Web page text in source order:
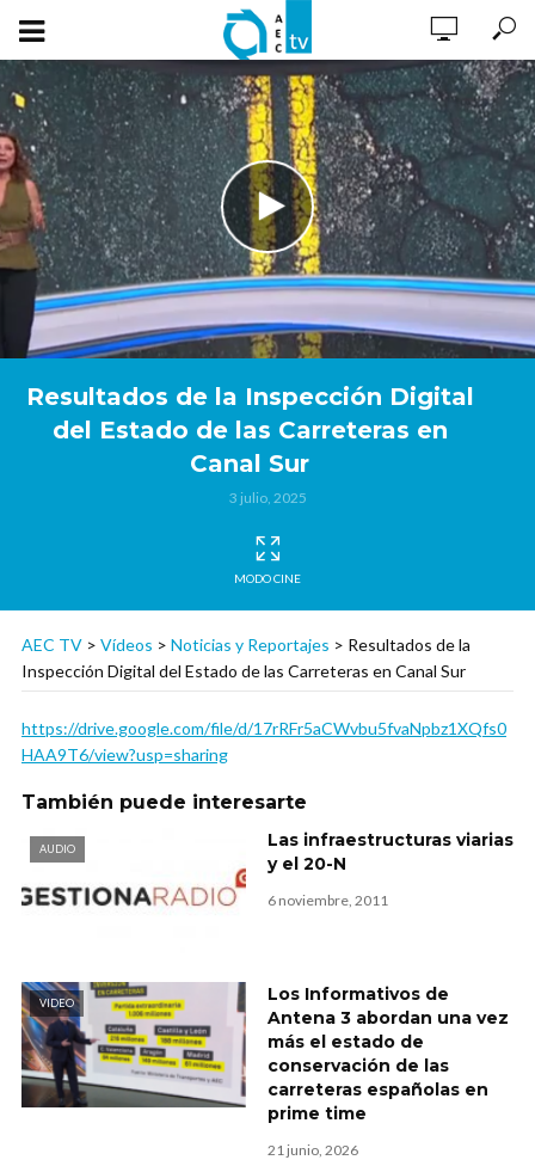
Resultados de la Inspección Digital
del Estado de las Carreteras en
Canal Sur
3 julio, 2025
MODO CINE
AEC TV > Vídeos > Noticias y Reportajes > Resultados de la
Inspección Digital del Estado de las Carreteras en Canal Sur
https://drive.google.com/file/d/17rRFr5aCWvbu5fvaNpbz1XQfs0
HAA9T6/view?usp=sharing
También puede interesarte
AUDIO
Las infraestructuras viarias
y el 20-N
6 noviembre, 2011
VIDEO
Los Informativos de
Antena 3 abordan una vez
más el estado de
conservación de las
carreteras españolas en
prime time
21 junio, 2026